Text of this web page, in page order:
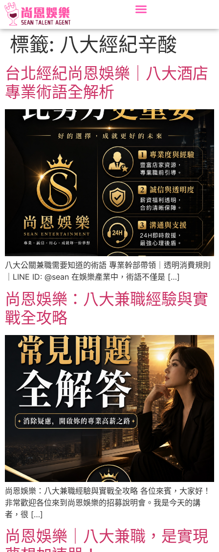
標籤: 八大經紀辛酸
台北經紀尚恩娛樂｜八大酒店
專業術語全解析
八大公關兼職需要知道的術語 專業幹部帶領｜透明消費規則
｜LINE ID: @sean 在娛樂產業中，術語不僅是 […]
尚恩娛樂：八大兼職經驗與實
戰全攻略
尚恩娛樂：八大兼職經驗與實戰全攻略 各位來賓，大家好！
非常歡迎各位來到尚恩娛樂的招募說明會。我是今天的講
者，很 […]
尚恩娛樂｜八大兼職，是實現